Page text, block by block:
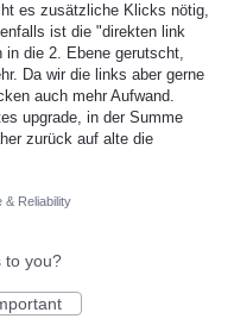
es zusätzliche Klicks nötig,
ist die "direkten link
in die 2. Ebene gerutscht,
Da wir die links aber gerne
auch mehr Aufwand.
upgrade, in der Summe
zurück auf alte die
& Reliability
to you?